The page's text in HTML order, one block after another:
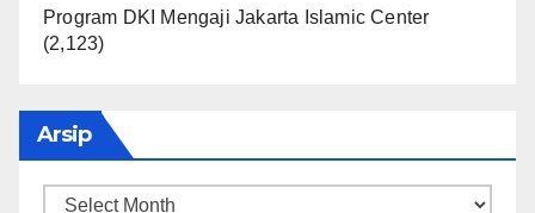
Program DKI Mengaji Jakarta Islamic Center
(2,123)
Arsip
Arsip